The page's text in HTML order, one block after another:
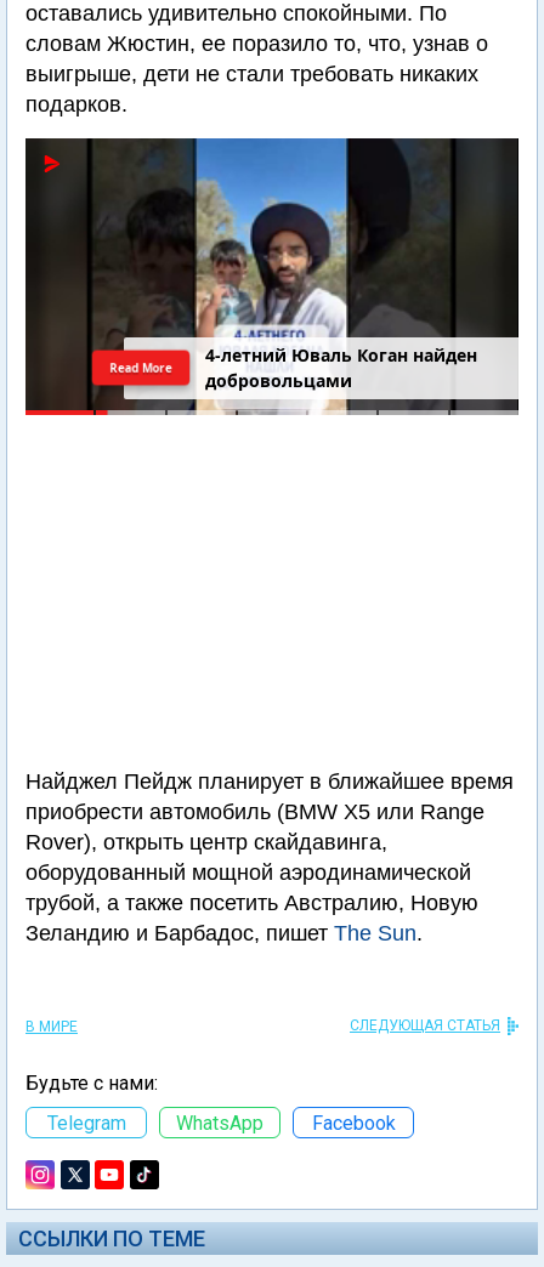
оставались удивительно спокойными. По
словам Жюстин, ее поразило то, что, узнав о
выигрыше, дети не стали требовать никаких
подарков.
4-летний Юваль Коган найден
добровольцами
Read More
Найджел Пейдж планирует в ближайшее время
приобрести автомобиль (BMW X5 или Range
Rover), открыть центр скайдавинга,
оборудованный мощной аэродинамической
трубой, а также посетить Австралию, Новую
Зеландию и Барбадос, пишет The Sun.
В МИРЕ СЛЕДУЮЩАЯ СТАТЬЯ
Будьте с нами:
Telegram
WhatsApp Facebook
ССЫЛКИ ПО ТЕМЕ